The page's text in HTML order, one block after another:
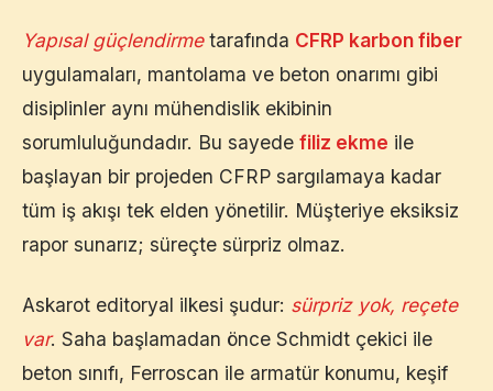
Yapısal güçlendirmetarafında CFRP karbon fiber
uygulamaları, mantolama ve beton onarımı gibi
disiplinler aynı mühendislik ekibinin
sorumluluğundadır. Bu sayede filiz ekme ile
başlayan bir projeden CFRP sargılamaya kadar
tüm iş akışı tek elden yönetilir. Müşteriye eksiksiz
rapor sunarız; süreçte sürpriz olmaz.
Askarot editoryal ilkesi şudur: sürpriz yok, reçete
var. Saha başlamadan önce Schmidt çekici ile
beton sınıfı, Ferroscan ile armatür konumu, keşif